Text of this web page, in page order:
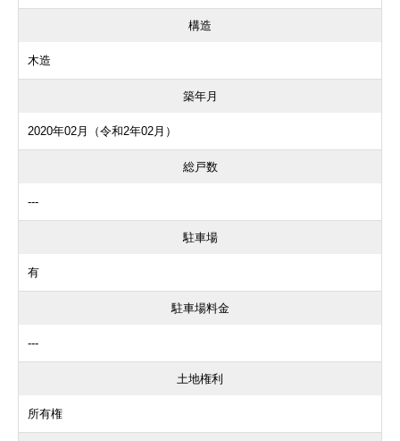
構造
木造
築年月
2020年02月（令和2年02月）
総戸数
---
駐車場
有
駐車場料金
---
土地権利
所有権